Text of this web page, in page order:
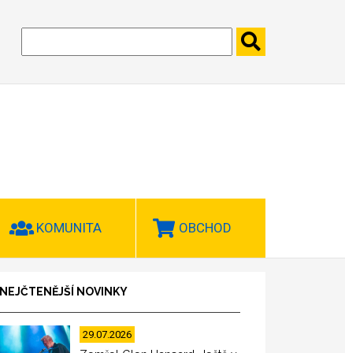
KOMUNITA OBCHOD
NEJČTENĚJŠÍ NOVINKY
29.07.2026